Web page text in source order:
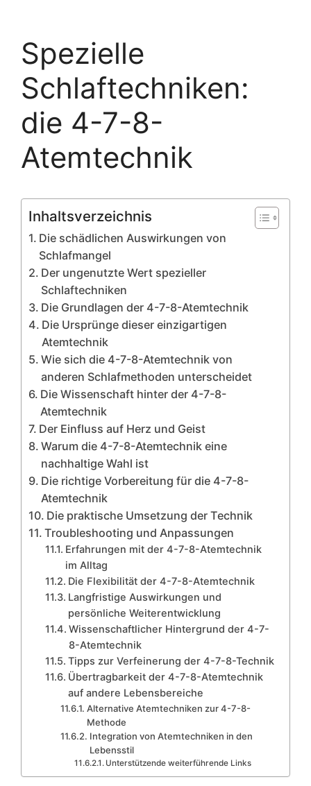
Spezielle
Schlaftechniken:
die 4-7-8-
Atemtechnik
Inhaltsverzeichnis
Die schädlichen Auswirkungen von
Schlafmangel
Der ungenutzte Wert spezieller
Schlaftechniken
Die Grundlagen der 4-7-8-Atemtechnik
Die Ursprünge dieser einzigartigen
Atemtechnik
Wie sich die 4-7-8-Atemtechnik von
anderen Schlafmethoden unterscheidet
Die Wissenschaft hinter der 4-7-8-
Atemtechnik
Der Einfluss auf Herz und Geist
Warum die 4-7-8-Atemtechnik eine
nachhaltige Wahl ist
Die richtige Vorbereitung für die 4-7-8-
Atemtechnik
Die praktische Umsetzung der Technik
Troubleshooting und Anpassungen
Erfahrungen mit der 4-7-8-Atemtechnik
im Alltag
Die Flexibilität der 4-7-8-Atemtechnik
Langfristige Auswirkungen und
persönliche Weiterentwicklung
Wissenschaftlicher Hintergrund der 4-7-
8-Atemtechnik
Tipps zur Verfeinerung der 4-7-8-Technik
Übertragbarkeit der 4-7-8-Atemtechnik
auf andere Lebensbereiche
Alternative Atemtechniken zur 4-7-8-
Methode
Integration von Atemtechniken in den
Lebensstil
Unterstützende weiterführende Links